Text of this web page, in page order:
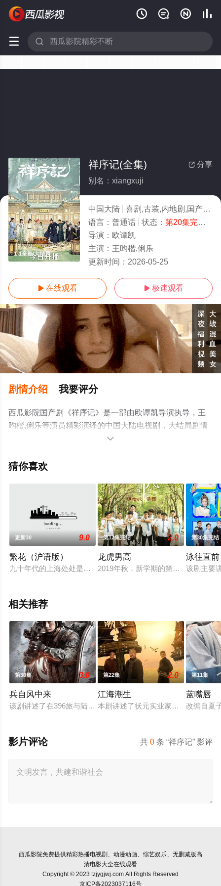
   
 
1-1全集/大结局
 分享
祥序记(全集)
别名：xiangxuji
中国大陆 喜剧,古装,内地剧,国产剧
语言： 普通话 状态： 第20集完结
导演： 欧谭凯
主演： 王昀楷,俐乐
更新时间： 2026-05-25
 在线观看  极速观看
剧情介绍 我要评分
西瓜影院国产剧《祥序记》是一部由欧谭凯导演执导，王
昀楷,俐乐等演员精彩演绎的中国大陆电视剧，大结局剧情
已揭晓（1-1全集），手机免费观看高清未删减完整版电视
情信息可移步至豆瓣电视剧、电视猫或剧情网等平台了

猜你喜欢
更新30 9.0
繁花（沪语版）
九十年代的上海处处是机遇与希望。青年阿宝（胡歌饰）凭借
第12集完结 2.0
龙虎男高
2019年秋，新学期的第一天，广州
第30集完结
泳往直前
该剧主要
相关推荐
第30集 3.0
兵自风中来
该剧讲述了在396旅与陆军步兵学院联合举办的小型军事演习中
第22集 2.0
江海潮生
本剧讲述了状元实业家张謇创办大生
第11集
蓝嘴唇
改编自夏
共0 条 “祥序记” 影评
影片评论
西瓜影院免费提供精彩热播电视剧、动漫动画、综艺娱乐、无删减版高
清电影大全在线观看
Copyright © 2023 tzjygjwj.com All Rights Reserved
京ICP备2023037116号